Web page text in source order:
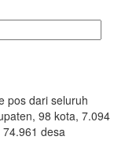
pos dari seluruh
98 kota, 7.094
desa